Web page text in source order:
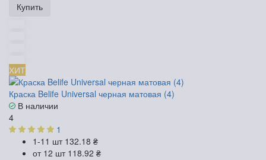
Купить
ХИТ
Краска Belife Universal черная матовая (4)
В наличии
4
1
1-11 шт 132.18 ₴
от 12 шт 118.92 ₴